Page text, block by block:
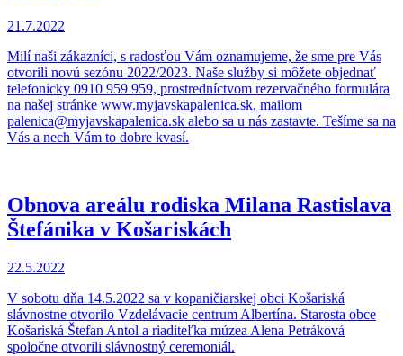
21.7.2022
Milí naši zákazníci, s radosťou Vám oznamujeme, že sme pre Vás
otvorili novú sezónu 2022/2023. Naše služby si môžete objednať
telefonicky 0910 959 959, prostredníctvom rezervačného formulára
na našej stránke www.myjavskapalenica.sk, mailom
palenica@myjavskapalenica.sk alebo sa u nás zastavte. Tešíme sa na
Vás a nech Vám to dobre kvasí.
Obnova areálu rodiska Milana Rastislava
Štefánika v Košariskách
22.5.2022
V sobotu dňa 14.5.2022 sa v kopaničiarskej obci Košariská
slávnostne otvorilo Vzdelávacie centrum Albertína. Starosta obce
Košariská Štefan Antol a riaditeľka múzea Alena Petráková
spoločne otvorili slávnostný ceremoniál.